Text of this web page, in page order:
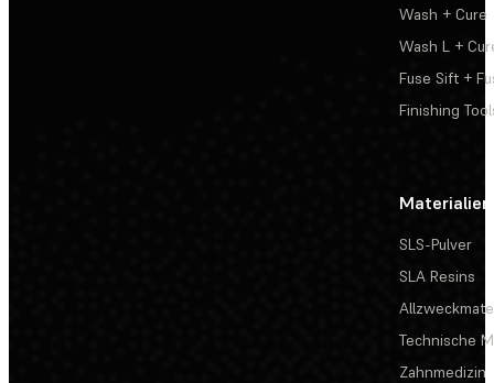
Wash + Cure
Wash L +
Fuse Sift +
Finishing
Materialien
SLS-Pulver
SLA Resins
Technische
Zahnmedizin